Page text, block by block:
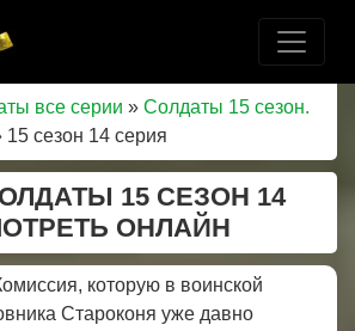
все серии » Солдаты 15 сезон.
15 сезон 14 серия
15 СЕЗОН 14
ОНЛАЙН
которую в воинской
Староконя уже давно